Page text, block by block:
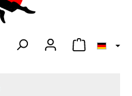
Warenkorb